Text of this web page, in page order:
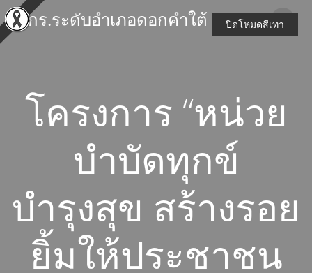
to
สกร.ระดับอำเภอดอกคำใต้
โครงการ “หน่วย
บำบัดทุกข์
บำรุงสุข สร้างรอย
ยิ้มให้ประชาชน
ปิดโหมดสีเทา